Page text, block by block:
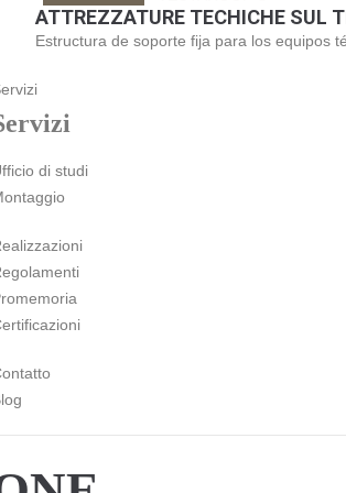
ATTREZZATURE TECHICHE SUL
Estructura de soporte fija para los equipos
di studi